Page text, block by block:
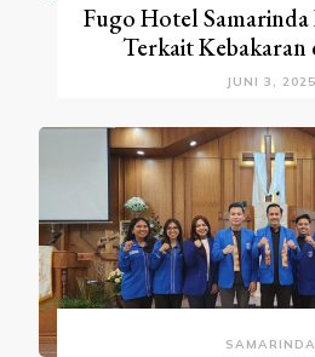
Fugo Hotel
Terkait
JUNI 3, 2025
SAMARINDA